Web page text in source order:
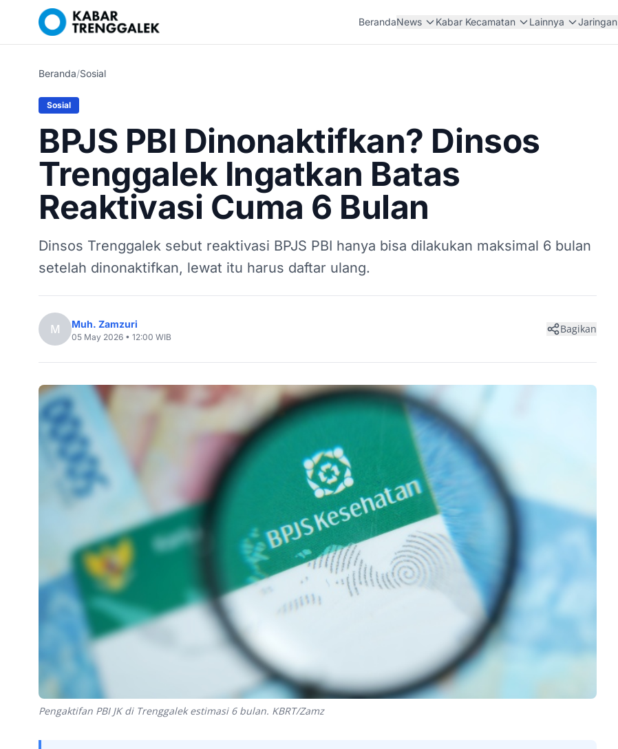
BerandaNews Kabar Kecamatan Lainnya Jaringan
Beranda/Sosial
Sosial
BPJS PBI Dinonaktifkan? Dinsos
Trenggalek Ingatkan Batas
Reaktivasi Cuma 6 Bulan
Dinsos Trenggalek sebut reaktivasi BPJS PBI hanya bisa dilakukan maksimal 6 bulan
setelah dinonaktifkan, lewat itu harus daftar ulang.
M Muh. Zamzuri
05 May 2026 • 12:00 WIB
Bagikan
Pengaktifan PBI JK di Trenggalek estimasi 6 bulan. KBRT/Zamz